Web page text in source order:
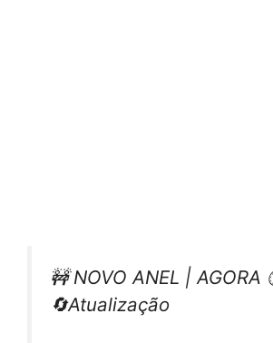
🚧 NOVO ANEL | AGORA
🔄Atualização